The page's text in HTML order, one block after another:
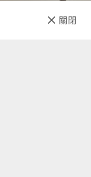
直接購買 關閉